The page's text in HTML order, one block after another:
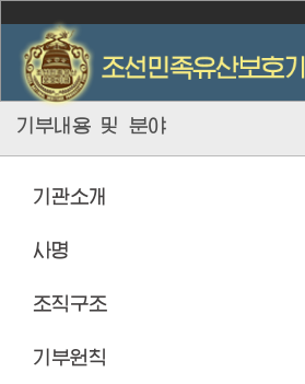
기부내용 및 분야
기관소개
사명
조직구조
기부원칙